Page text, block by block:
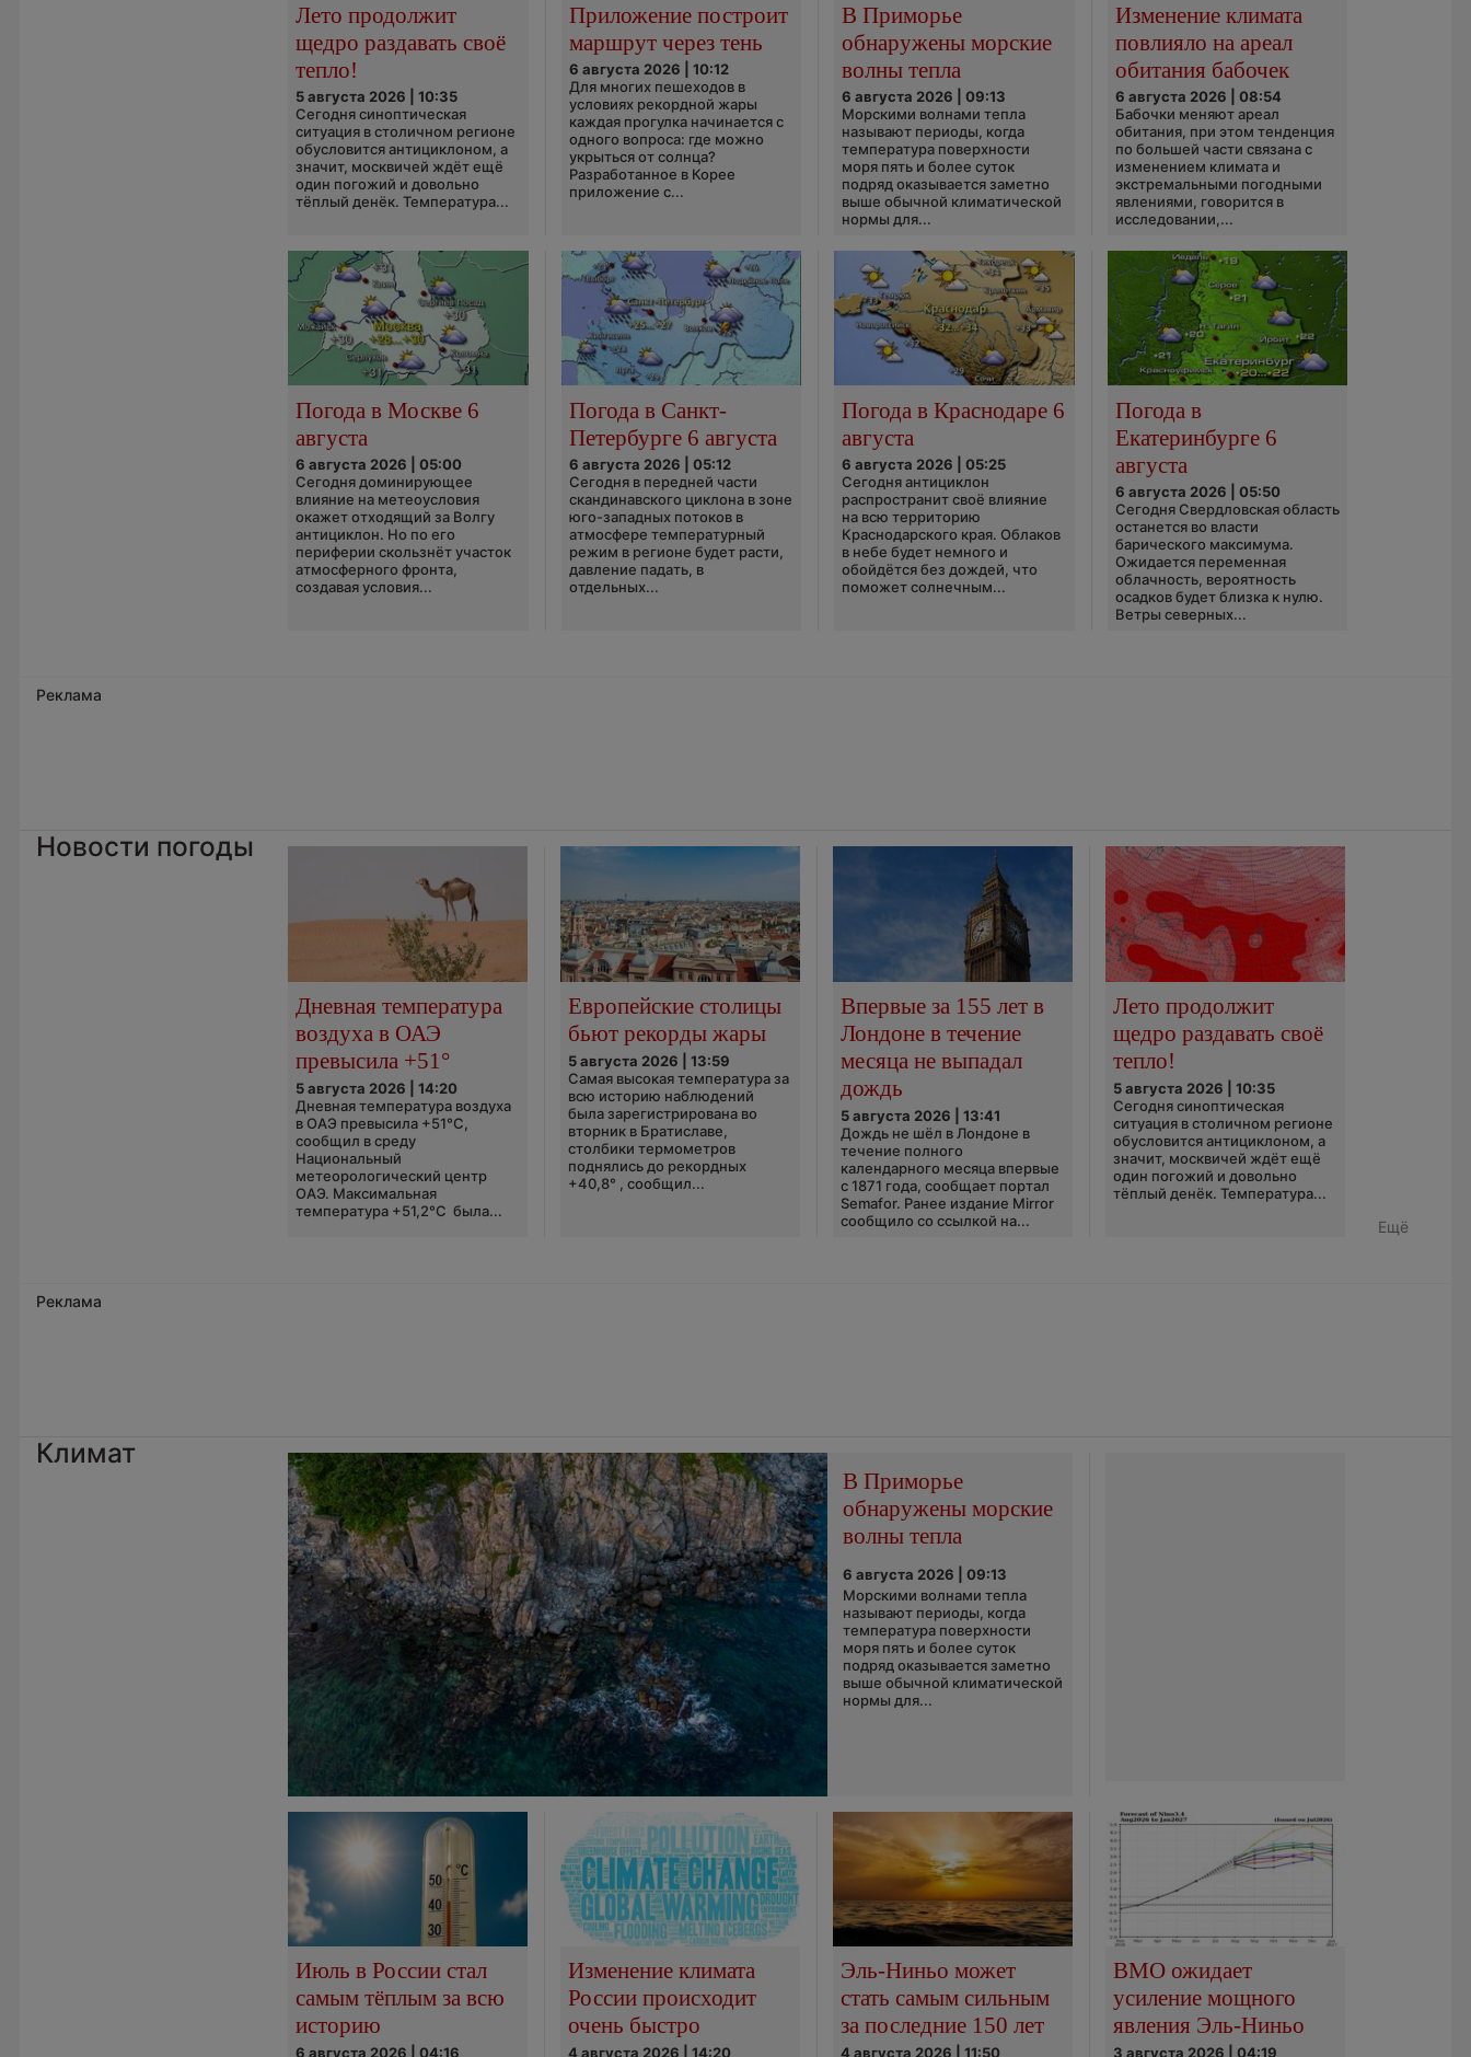
Лето продолжит
щедро раздавать своё
тепло!
5 августа 2026 | 10:35
Сегодня синоптическая
ситуация в столичном регионе
обусловится антициклоном, а
значит, москвичей ждёт ещё
один погожий и довольно
тёплый денёк. Температура...
Приложение построит
маршрут через тень
6 августа 2026 | 10:12
Для многих пешеходов в
условиях рекордной жары
каждая прогулка начинается с
одного вопроса: где можно
укрыться от солнца?
Разработанное в Корее
приложение с...
В Приморье
обнаружены морские
волны тепла
6 августа 2026 | 09:13
Морскими волнами тепла
называют периоды, когда
температура поверхности
моря пять и более суток
подряд оказывается заметно
выше обычной климатической
нормы для...
Изменение климата
повлияло на ареал
обитания бабочек
6 августа 2026 | 08:54
Бабочки меняют ареал
обитания, при этом тенденция
по большей части связана с
изменением климата и
экстремальными погодными
явлениями, говорится в
исследовании,...
Погода в Москве 6
августа
6 августа 2026 | 05:00
Сегодня доминирующее
влияние на метеоусловия
окажет отходящий за Волгу
антициклон. Но по его
периферии скользнёт участок
атмосферного фронта,
создавая условия...
Погода в Санкт-
Петербурге 6 августа
6 августа 2026 | 05:12
Сегодня в передней части
скандинавского циклона в зоне
юго-западных потоков в
атмосфере температурный
режим в регионе будет расти,
давление падать, в
отдельных...
Погода в Краснодаре 6
августа
6 августа 2026 | 05:25
Сегодня антициклон
распространит своё влияние
на всю территорию
Краснодарского края. Облаков
в небе будет немного и
обойдётся без дождей, что
поможет солнечным...
Погода в
Екатеринбурге 6
августа
6 августа 2026 | 05:50
Сегодня Свердловская область
останется во власти
барического максимума.
Ожидается переменная
облачность, вероятность
осадков будет близка к нулю.
Ветры северных...
Реклама
Новости погоды
Дневная температура
воздуха в ОАЭ
превысила +51°
5 августа 2026 | 14:20
Дневная температура воздуха
в ОАЭ превысила +51°C,
сообщил в среду
Национальный
метеорологический центр
ОАЭ. Максимальная
температура +51,2°C была...
Европейские столицы
бьют рекорды жары
5 августа 2026 | 13:59
Самая высокая температура за
всю историю наблюдений
была зарегистрирована во
вторник в Братиславе,
столбики термометров
поднялись до рекордных
+40,8° , сообщил...
Впервые за 155 лет в
Лондоне в течение
месяца не выпадал
дождь
5 августа 2026 | 13:41
Дождь не шёл в Лондоне в
течение полного
календарного месяца впервые
с 1871 года, сообщает портал
Semafor. Ранее издание Mirror
сообщило со ссылкой на...
Лето продолжит
щедро раздавать своё
тепло!
5 августа 2026 | 10:35
Сегодня синоптическая
ситуация в столичном регионе
обусловится антициклоном, а
значит, москвичей ждёт ещё
один погожий и довольно
тёплый денёк. Температура...
Ещё
Реклама
Климат
В Приморье
обнаружены морские
волны тепла
6 августа 2026 | 09:13
Морскими волнами тепла
называют периоды, когда
температура поверхности
моря пять и более суток
подряд оказывается заметно
выше обычной климатической
нормы для...
Июль в России стал
самым тёплым за всю
историю
6 августа 2026 | 04:16
Изменение климата
России происходит
очень быстро
4 августа 2026 | 14:20
Эль-Ниньо может
стать самым сильным
за последние 150 лет
4 августа 2026 | 11:50
ВМО ожидает
усиление мощного
явления Эль-Ниньо
3 августа 2026 | 04:19